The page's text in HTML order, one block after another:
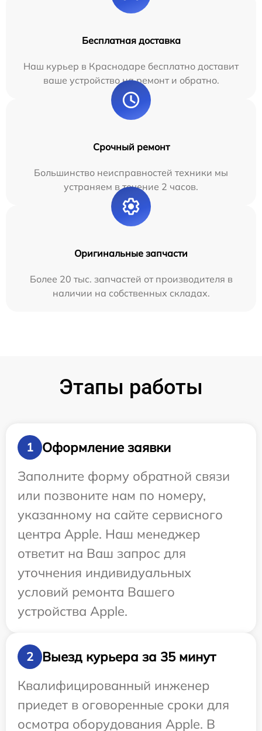
Бесплатная доставка
Наш курьер в Краснодаре бесплатно доставит
ваше устройство на ремонт и обратно.
Срочный ремонт
Большинство неисправностей техники мы
устраняем в течение 2 часов.
Оригинальные запчасти
Более 20 тыс. запчастей от производителя в
наличии на собственных складах.
Этапы работы
1
Оформление заявки
Заполните форму обратной связи
или позвоните нам по номеру,
указанному на сайте сервисного
центра Apple. Наш менеджер
ответит на Ваш запрос для
уточнения индивидуальных
условий ремонта Вашего
устройства Apple.
2
Выезд курьера за 35 минут
Квалифицированный инженер
приедет в оговоренные сроки для
осмотра оборудования Apple. В